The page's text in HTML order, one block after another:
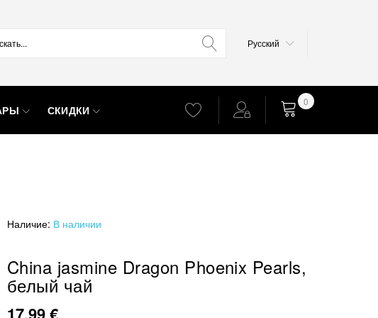
Язык
Русский
СКИДКИ
0
Наличие: В наличии
China jasmine Dragon Phoenix Pearls,
белый чай
17,99 €